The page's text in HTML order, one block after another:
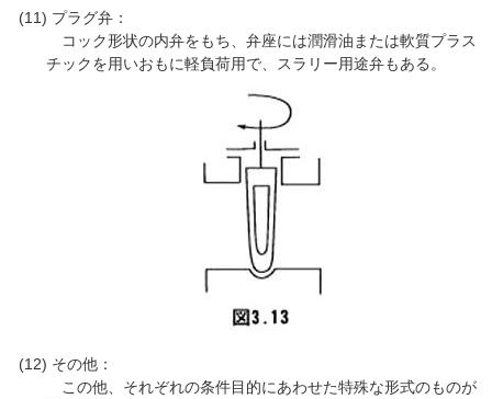
プラグ弁：
コック形状の内弁をもち、弁座には潤滑油または軟質プラス
チックを用いおもに軽負荷用で、スラリー用途弁もある。
その他：
この他、それぞれの条件目的にあわせた特殊な形式のものが